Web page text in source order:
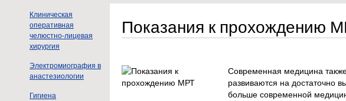
Клиническая
оперативная
челюстно-лицевая
хирургия
Электромиография в
анастезиологии
Гигиена
Показания к прохождению
Современная медицина
развиваются на достаточно
больше современной